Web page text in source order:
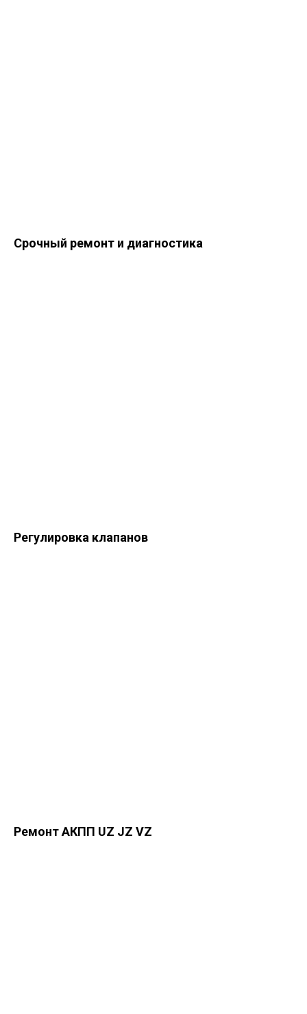
Срочный ремонт и диагностика
Регулировка клапанов
Ремонт АКПП UZ JZ VZ